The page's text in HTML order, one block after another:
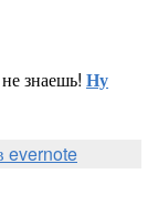
знаешь! Ну
evernote